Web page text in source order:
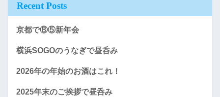
Recent Posts
京都で⑧⑤新年会
横浜SOGOのうなぎで昼呑み
2026年の年始のお酒はこれ！
2025年末のご挨拶で昼呑み